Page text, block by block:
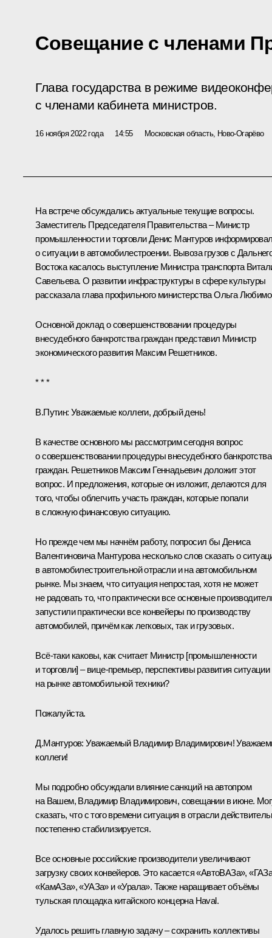
Совещание с членами
Глава государства в режиме
с членами кабинета министров.
16 ноября 2022 года 14:55 Московская область, Ново-Огарёво
На встрече обсуждались актуальные текущие вопросы.
Заместитель Председателя Правительства – Министр
промышленности и торговлиДенис Мантуров
о ситуации в автомобилестроении. Вывоза грузов с
Востока касалось выступление Министра транспорта
Савельева. О развитии инфраструктуры в сфере культуры
рассказала глава профильного министерстваОльга
Основной доклад о совершенствовании процедуры
внесудебного банкротства граждан представил Министр
экономического развития Максим Решетников.
* * *
В.Путин: Уважаемые коллеги, добрый день!
В качестве основного мы рассмотрим сегодня вопрос
о совершенствовании процедуры внесудебного банкротства
граждан. Решетников Максим Геннадьевич доложит этот
вопрос. И предложения, которые он изложит, делаются для
того, чтобы облегчить участь граждан, которые попали
в сложную финансовую ситуацию.
Но прежде чем мы начнём работу, попросил бы Дениса
Валентиновича Мантурова несколько слов сказать о
в автомобилестроительной отрасли и на автомобильном
рынке. Мы знаем, что ситуация непростая, хотя не может
не радовать то, что практически все основные
запустили практически все конвейеры по производству
автомобилей, причём как легковых, так и грузовых.
Всё-таки каковы, как считает Министр [промышленности
и торговли] – вице-премьер, перспективы развития ситуации
на рынке автомобильной техники?
Пожалуйста.
Д.Мантуров: Уважаемый Владимир Владимирович!
коллеги!
Мы подробно обсуждали влияние санкций на автопром
на Вашем, Владимир Владимирович, совещании в июне.
сказать, что с того времени ситуация в отрасли
постепенно стабилизируется.
Все основные российские производители увеличивают
загрузку своих конвейеров. Это касается «АвтоВАЗа»,
«КамАЗа», «УАЗа» и «Урала». Также наращивает объёмы
тульская площадка китайского концерна Haval.
Удалось решить главную задачу – сохранить коллективы